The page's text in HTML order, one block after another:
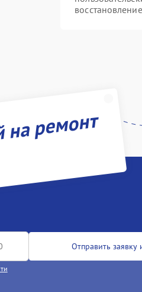
ремонт
Отправить